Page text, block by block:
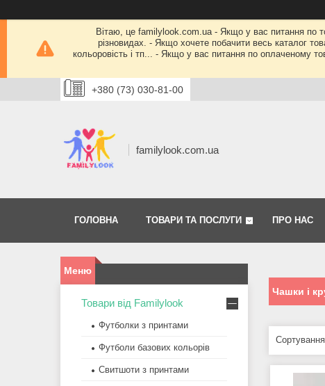
Вітаю, це familylook.com.ua - Якщо у вас питання по
різновидах. - Якщо хочете побачити весь каталог
кольоровість і тп... - Якщо у вас питання по оплаченому
+380 (73) 030-81-00
familylook.com.ua
ГОЛОВНА ТОВАРИ ТА ПОСЛУГИ ПРО НАС
Чашки і
Товари від Familylook
Футболки з принтами
Футболи базових кольорів
Свитшоти з принтами